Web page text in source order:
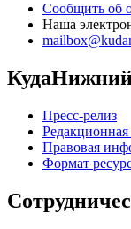
Сообщить об
Наша
Пресс-релиз
Правовая
Формат